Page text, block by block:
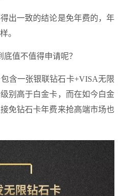
出一致的结论是免年费的，年
。
值不值得申请呢？
含一张银联钻石卡+VISA无限
别高于白金卡，而在如今白金
免钻石卡年费来抢高端市场也